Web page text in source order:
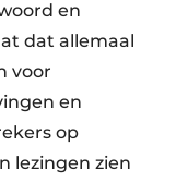
en
dat allemaal
voor
en
op
lezingen zien